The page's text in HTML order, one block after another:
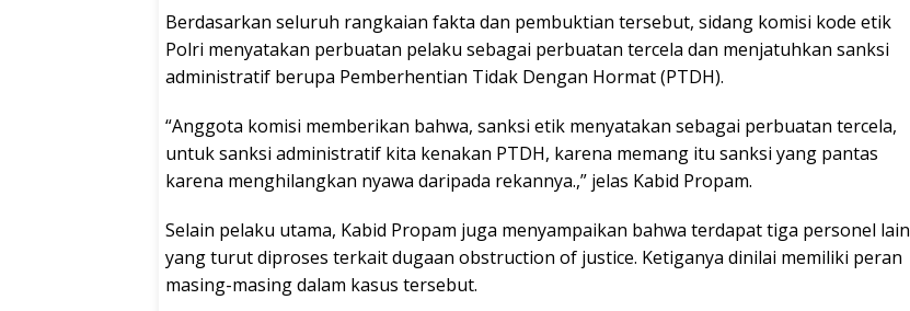
Berdasarkan seluruh rangkaian fakta dan pembuktian tersebut, sidang komisi kode etik
Polri menyatakan perbuatan pelaku sebagai perbuatan tercela dan menjatuhkan sanksi
administratif berupa Pemberhentian Tidak Dengan Hormat (PTDH).
“Anggota komisi memberikan bahwa, sanksi etik menyatakan sebagai perbuatan tercela,
untuk sanksi administratif kita kenakan PTDH, karena memang itu sanksi yang pantas
karena menghilangkan nyawa daripada rekannya.,” jelas Kabid Propam.
Selain pelaku utama, Kabid Propam juga menyampaikan bahwa terdapat tiga personel lain
yang turut diproses terkait dugaan obstruction of justice. Ketiganya dinilai memiliki peran
masing-masing dalam kasus tersebut.